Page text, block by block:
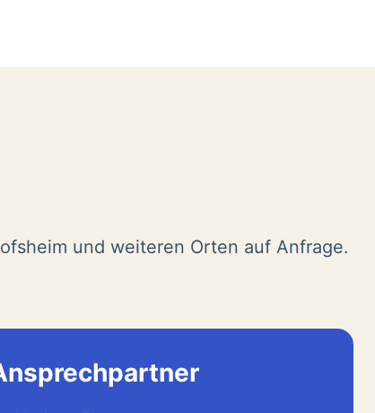
und weiteren Orten auf Anfrage.